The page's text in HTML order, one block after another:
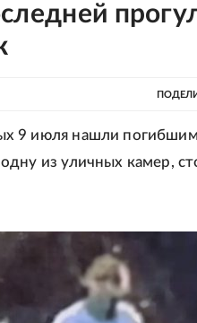
9 июля нашли
из уличных камер,